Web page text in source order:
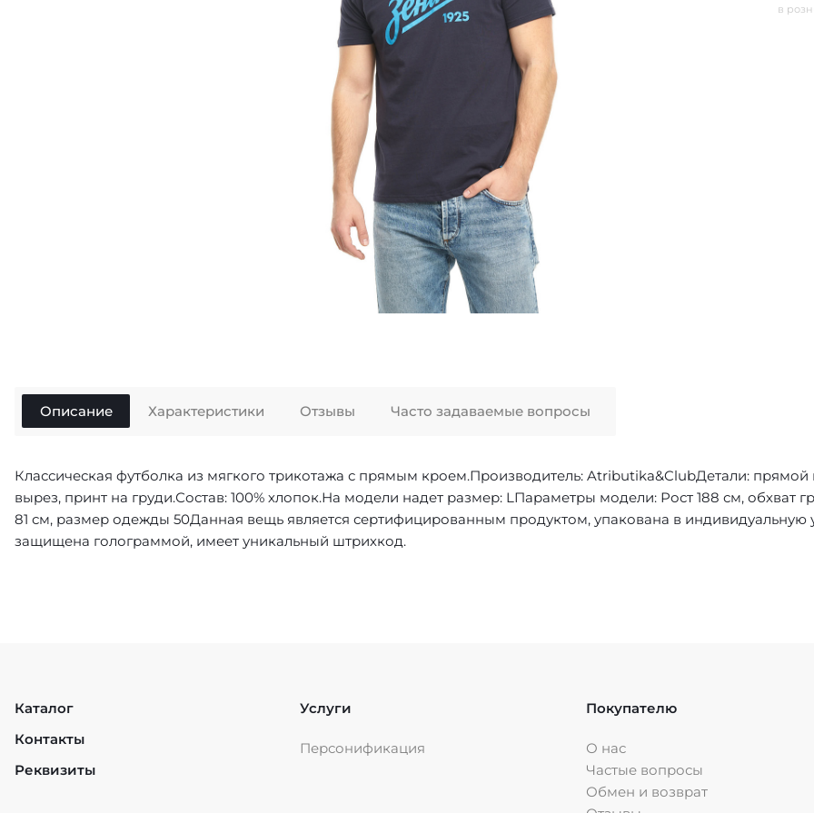
в
Описание
Классическая футболка из мягкого трикотажа с прямым кроем.Производитель: Atributika&ClubДетали: прямой
вырез, принт на груди.Состав: 100% хлопок.На модели надет размер: LПараметры модели: Рост 188 см, обхват
81 см, размер одежды 50Данная вещь является сертифицированным продуктом, упакована в индивидуальную
защищена голограммой, имеет уникальный штрихкод.
Характеристики Отзывы Часто задаваемые вопросы
Каталог
Контакты
Реквизиты
Услуги
Персонификация
Покупателю
О нас
Частые вопросы
Обмен и возврат